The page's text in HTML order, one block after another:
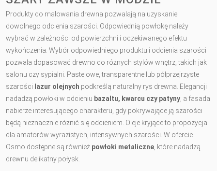
Produkty do malowania drewna pozwalają na uzyskanie
dowolnego odcienia szarości. Odpowiednią powłokę należy
wybrać w zależności od powierzchni i oczekiwanego efektu
wykończenia. Wybór odpowiedniego produktu i odcienia szarości
pozwala dopasować drewno do różnych stylów wnętrz, takich jak
salonu czy sypialni. Pastelowe, transparentne lub półprzejrzyste
szarości lazur olejnych podkreślą naturalny rys drewna. Elegancji
nadadzą powłoki w odcieniu bazaltu, kwarcu czy patyny , a fasada
nabierze interesującego charakteru, gdy pokrywające ją szarości
będą nieznacznie różnić się odcieniem. Oleje kryjące to propozycja
dla amatorów wyrazistych, intensywnych szarości. W ofercie
Osmo dostępne są również powłoki metaliczne , które nadadzą
drewnu delikatny połysk.